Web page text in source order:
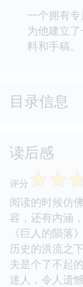
一个拥有
为他建立
料和手稿。
目录信息
读后感
评分 ☆☆
阅读的时候仿
容，还有内涵
《巨人的陨落
历史的洪流之
夫是个了不起
迷人，令人遗